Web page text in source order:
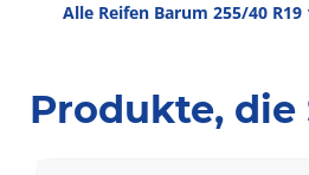
Alle Reifen Barum 255/40 R19
Produkte,